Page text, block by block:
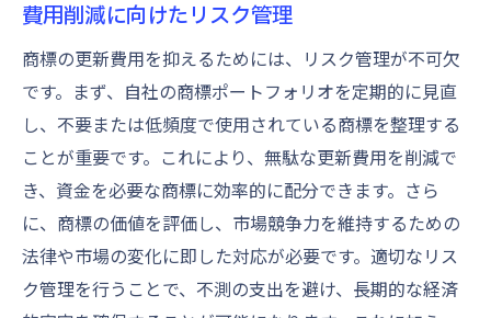
費用削減に向けたリスク管理
商標の更新費用を抑えるためには、リスク管理が不可欠
です。まず、自社の商標ポートフォリオを定期的に見直
し、不要または低頻度で使用されている商標を整理する
ことが重要です。これにより、無駄な更新費用を削減で
き、資金を必要な商標に効率的に配分できます。さら
に、商標の価値を評価し、市場競争力を維持するための
法律や市場の変化に即した対応が必要です。適切なリス
ク管理を行うことで、不測の支出を避け、長期的な経済